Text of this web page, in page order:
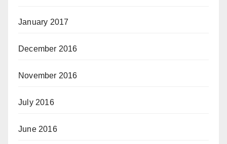
January 2017
December 2016
November 2016
July 2016
June 2016